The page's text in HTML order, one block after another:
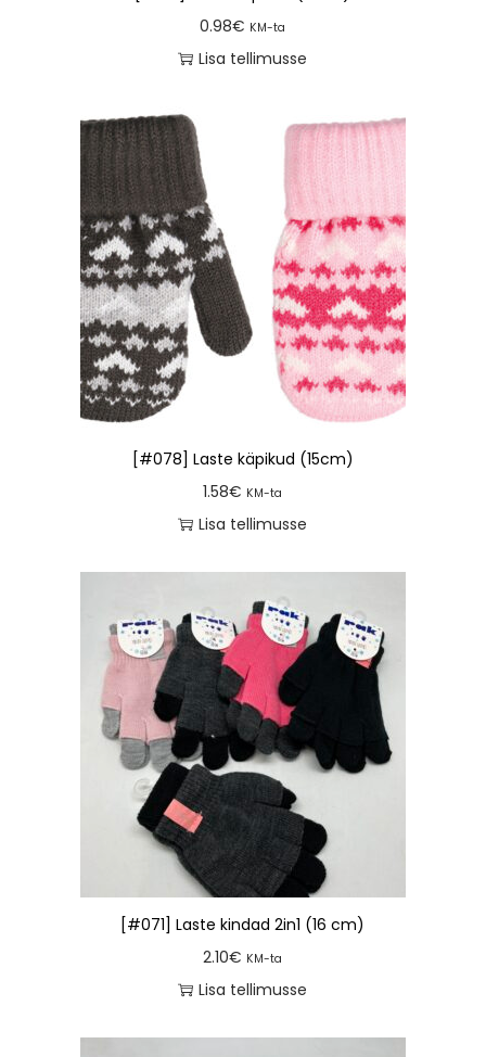
0.98€ KM-ta
Lisa tellimusse
[#078] Laste käpikud (15cm)
1.58€ KM-ta
Lisa tellimusse
[#071] Laste kindad 2in1 (16 cm)
2.10€ KM-ta
Lisa tellimusse